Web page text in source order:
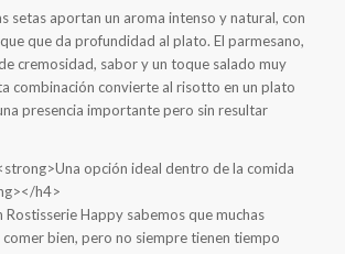
setas aportan un aroma intenso y natural, con
que da profundidad al plato. El parmesano,
cremosidad, sabor y un toque salado muy
combinación convierte al risotto en un plato
presencia importante pero sin resultar
opción ideal dentro de la comida
h4>
Rostisserie Happy sabemos que muchas
bien, pero no siempre tienen tiempo